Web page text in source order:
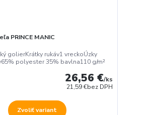
PRINCE MANIC
golierKrátky rukáv1 vreckoÚzky
polyester 35% bavlna110 g/m²
26,56 €/ks
21,59 €bez DPH
Zvoliť variant